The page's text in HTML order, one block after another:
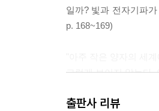
일까? 빛과 전자기파
p. 168~169)
그렇게 보이지 않는다.
"이것이 바로 하이젠베
출판사 리뷰